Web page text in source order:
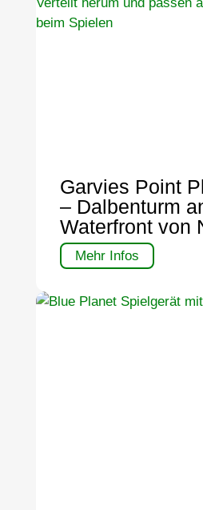
Garvies Point
– Dalbenturm
Waterfront von
Mehr Infos